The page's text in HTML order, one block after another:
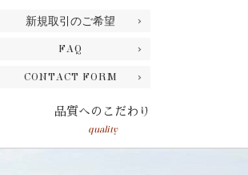
新規取引のご希望
FAQ
CONTACT FORM
品質へのこだわり
quality